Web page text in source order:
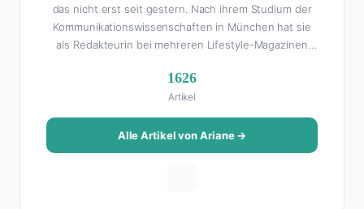
das nicht erst seit gestern. Nach ihrem Studium der
Kommunikationswissenschaften in München hat sie
als Redakteurin bei mehreren Lifestyle-Magazinen
Als Lifestyle-Redakteurin schreibt sie über alles, was
das Leben schöner macht: von Interior Design und
Reise-Tipps über Food-Trends bis hin zu
Beziehungsratgebern, die auch Männer gerne lesen.
Ihre Geheimwaffe: Sie weiß genau, was Frauen an
1626
Artikel
Alle Artikel von Ariane →